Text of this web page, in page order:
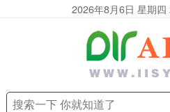
2026年8月6日 星期四